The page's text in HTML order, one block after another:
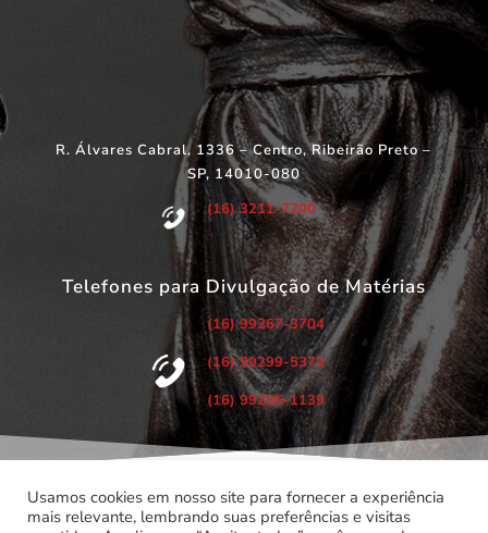
R. Álvares Cabral, 1336 – Centro, Ribeirão Preto –
SP, 14010-080
(16) 3211-7200
Telefones para Divulgação de Matérias
(16) 99267-3704
(16) 99299-5373
(16) 99286-1139
Usamos cookies em nosso site para fornecer a experiência
mais relevante, lembrando suas preferências e visitas